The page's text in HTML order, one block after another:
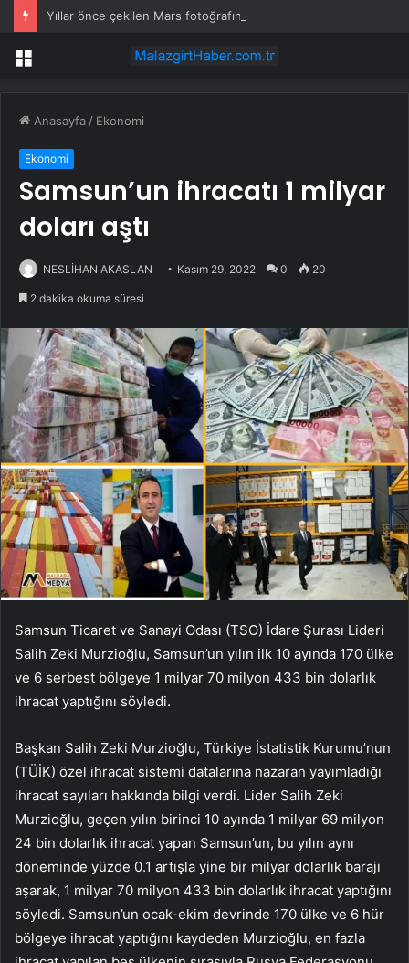
Menü
Anasayfa / Ekonomi
Ekonomi
Samsun’un ihracatı 1 milyar
doları aştı
NESLİHAN AKASLAN Kasım 29, 2022 0 20
2 dakika okuma süresi
Samsun Ticaret ve Sanayi Odası (TSO) İdare Şurası Lideri
Salih Zeki Murzioğlu, Samsun’un yılın ilk 10 ayında 170 ülke
ve 6 serbest bölgeye 1 milyar 70 milyon 433 bin dolarlık
ihracat yaptığını söyledi.
Başkan Salih Zeki Murzioğlu, Türkiye İstatistik Kurumu’nun
(TÜİK) özel ihracat sistemi datalarına nazaran yayımladığı
ihracat sayıları hakkında bilgi verdi. Lider Salih Zeki
Murzioğlu, geçen yılın birinci 10 ayında 1 milyar 69 milyon
24 bin dolarlık ihracat yapan Samsun’un, bu yılın aynı
döneminde yüzde 0.1 artışla yine bir milyar dolarlık barajı
aşarak, 1 milyar 70 milyon 433 bin dolarlık ihracat yaptığını
söyledi. Samsun’un ocak-ekim devrinde 170 ülke ve 6 hür
bölgeye ihracat yaptığını kaydeden Murzioğlu, en fazla